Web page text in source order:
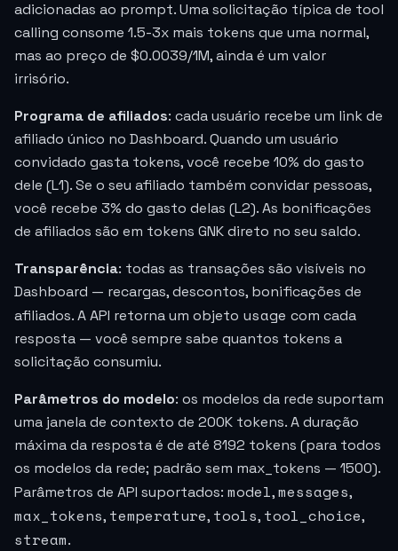
adicionadas ao prompt. Uma solicitação típica de tool
calling consome 1.5-3x mais tokens que uma normal,
mas ao preço de $0.0039/1M, ainda é um valor
irrisório.
Programa de afiliados: cada usuário recebe um link de
afiliado único no Dashboard. Quando um usuário
convidado gasta tokens, você recebe 10% do gasto
dele (L1). Se o seu afiliado também convidar pessoas,
você recebe 3% do gasto delas (L2). As bonificações
de afiliados são em tokens GNK direto no seu saldo.
Transparência: todas as transações são visíveis no
Dashboard — recargas, descontos, bonificações de
afiliados. A API retorna um objeto usage com cada
resposta — você sempre sabe quantos tokens a
solicitação consumiu.
Parâmetros do modelo: os modelos da rede suportam
uma janela de contexto de 200K tokens. A duração
máxima da resposta é de até 8192 tokens (para todos
os modelos da rede; padrão sem max_tokens — 1500).
Parâmetros de API suportados: model,messages,
max_tokens, temperature, tools, tool_choice,
stream.